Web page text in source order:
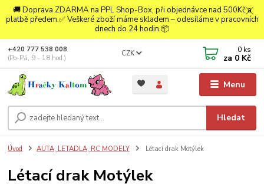
🚚 Doprava ZDARMA na PPL Shop-Box, při objednávce nad 500Kč a
platbě předem.✅ Veškeré zboží máme skladem – odesíláme v pracovních
dnech do 24 hodin.📦
Menu
CZK
Hledat
+420 777 538 008
(Po-Pá, 9 - 18 hod.)
0 ks
za 0 Kč
Úvod AUTA, LETADLA, RC MODELY Létací drak Motýlek
Létací drak Motýlek